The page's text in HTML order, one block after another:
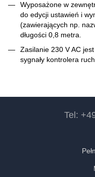
Wyposażone w
do edycji ustawień i
(zawierających np.
długości 0,8 metra.
Zasilanie 230 V AC
sygnały kontrolera
Tel: